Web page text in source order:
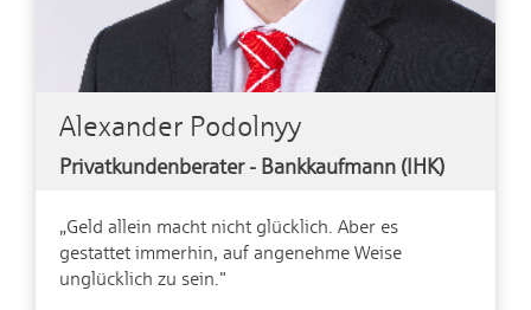
Alexander Podolnyy
Privatkundenberater - Bankkaufmann (IHK)
„Geld allein macht nicht glücklich. Aber es
gestattet immerhin, auf angenehme Weise
unglücklich zu sein."